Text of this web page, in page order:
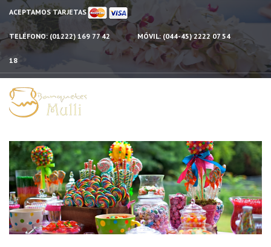
ACEPTAMOS TARJETAS
TELÉFONO: (01222) 169 77 42 MÓVIL: (044-45) 2222 07 54
18